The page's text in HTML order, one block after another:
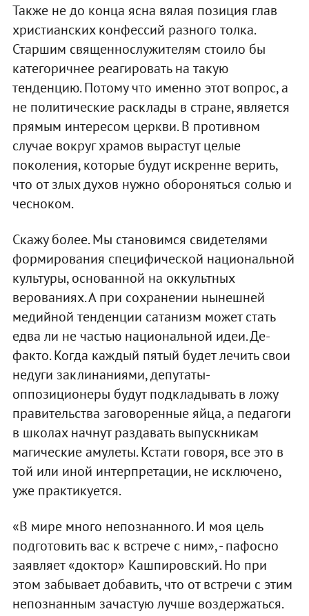
Также не до конца ясна вялая позиция глав
христианских конфессий разного толка.
Старшим священнослужителям стоило бы
категоричнее реагировать на такую
тенденцию. Потому что именно этот вопрос, а
не политические расклады в стране, является
прямым интересом церкви. В противном
случае вокруг храмов вырастут целые
поколения, которые будут искренне верить,
что от злых духов нужно обороняться солью и
чесноком.
Скажу более. Мы становимся свидетелями
формирования специфической национальной
культуры, основанной на оккультных
верованиях. А при сохранении нынешней
медийной тенденции сатанизм может стать
едва ли не частью национальной идеи. Де-
факто. Когда каждый пятый будет лечить свои
недуги заклинаниями, депутаты-
оппозиционеры будут подкладывать в ложу
правительства заговоренные яйца, а педагоги
в школах начнут раздавать выпускникам
магические амулеты. Кстати говоря, все это в
той или иной интерпретации, не исключено,
уже практикуется.
«В мире много непознанного. И моя цель
подготовить вас к встрече с ним», - пафосно
заявляет «доктор» Кашпировский. Но при
этом забывает добавить, что от встречи с этим
непознанным зачастую лучше воздержаться.